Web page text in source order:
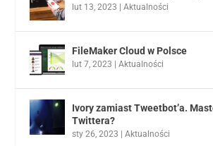
lut 13, 2023 |Aktualności
FileMaker Cloud w Polsce
lut 7, 2023 |Aktualności
Ivory zamiast Tweetbot’a.
Twittera?
sty 26, 2023 |Aktualności